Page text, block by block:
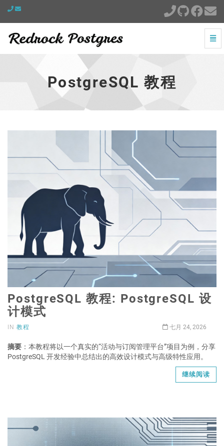
PostgreSQL
切
换
PostgreSQL 教程
PostgreSQL 教程: PostgreSQL 设
计模式
IN 教程 七月 24, 2026
摘要 ：本教程将以一个真实的“活动与订阅管理平台”项目为例，分享
PostgreSQL 开发经验中总结出的高效设计模式与高级特性应用。
继续阅读